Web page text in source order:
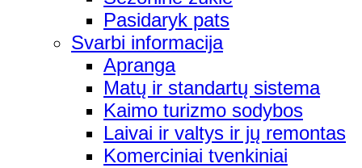
Pasidaryk pats
Svarbi informacija
Apranga
Matų ir standartų sistema
Kaimo turizmo sodybos
Laivai ir valtys ir jų remontas
Komerciniai tvenkiniai